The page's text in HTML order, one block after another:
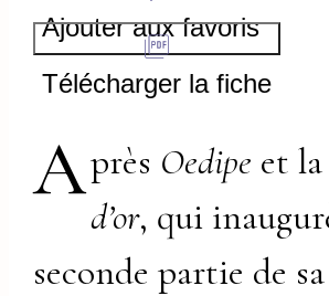
Ajouter aux favoris
Télécharger la fiche
Après Oedipe et la
d’or, qui
seconde partie de